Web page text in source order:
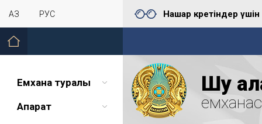
ҚАЗ РУС Нашар көретіндер үшін
Емхана туралы
Ақпарат
Шу